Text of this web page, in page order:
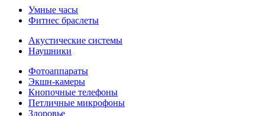
Умные часы
Фитнес браслеты
Акустические системы
Наушники
Фотоаппараты
Экшн-камеры
Кнопочные телефоны
Петличные микрофоны
Здоровье